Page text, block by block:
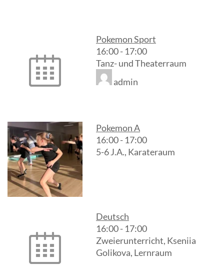
Pokemon Sport
16:00- 17:00
Tanz- und Theaterraum
admin
Pokemon A
16:00- 17:00
5-6 J.A., Karateraum
Deutsch
16:00- 17:00
Zweierunterricht, Kseniia
Golikova, Lernraum